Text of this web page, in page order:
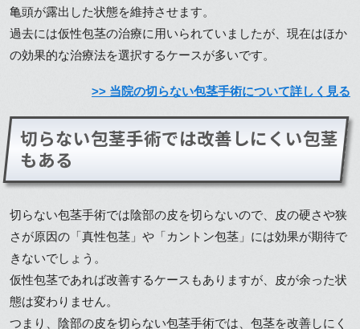
亀頭が露出した状態を維持させます。
過去には仮性包茎の治療に用いられていましたが、現在はほか
の効果的な治療法を選択するケースが多いです。
>> 当院の切らない包茎手術について詳しく見る
切らない包茎手術では改善しにくい包茎
もある
切らない包茎手術では陰部の皮を切らないので、皮の硬さや狭
さが原因の「真性包茎」や「カントン包茎」には効果が期待で
きないでしょう。
仮性包茎であれば改善するケースもありますが、皮が余った状
態は変わりません。
つまり、陰部の皮を切らない包茎手術では、包茎を改善しにく